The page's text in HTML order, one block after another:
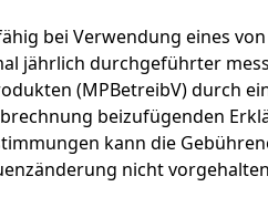
bei Verwendung eines von
jährlich durchgeführter
(MPBetreibV)durch
beizufügenden
kann die
nichtvorgehalten